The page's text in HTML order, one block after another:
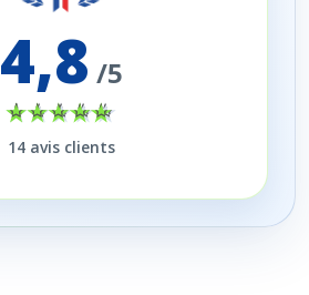
4,8 /5
14avis clients